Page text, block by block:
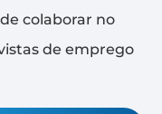
colaborar no
de emprego